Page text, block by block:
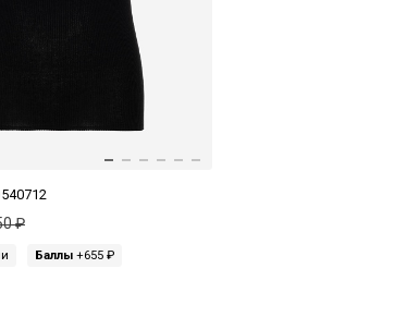
₽
Баллы +655 ₽